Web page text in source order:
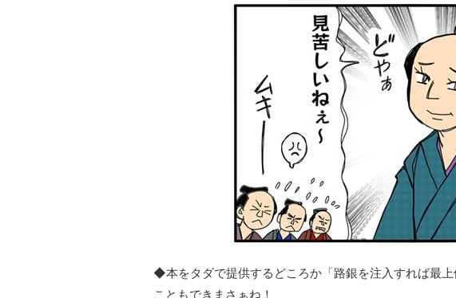
◆本をタダで提供するどころか「路銀を注入すれば最
こともできまさぁね！